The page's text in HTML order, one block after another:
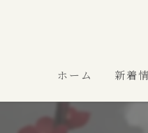
ホーム 新着